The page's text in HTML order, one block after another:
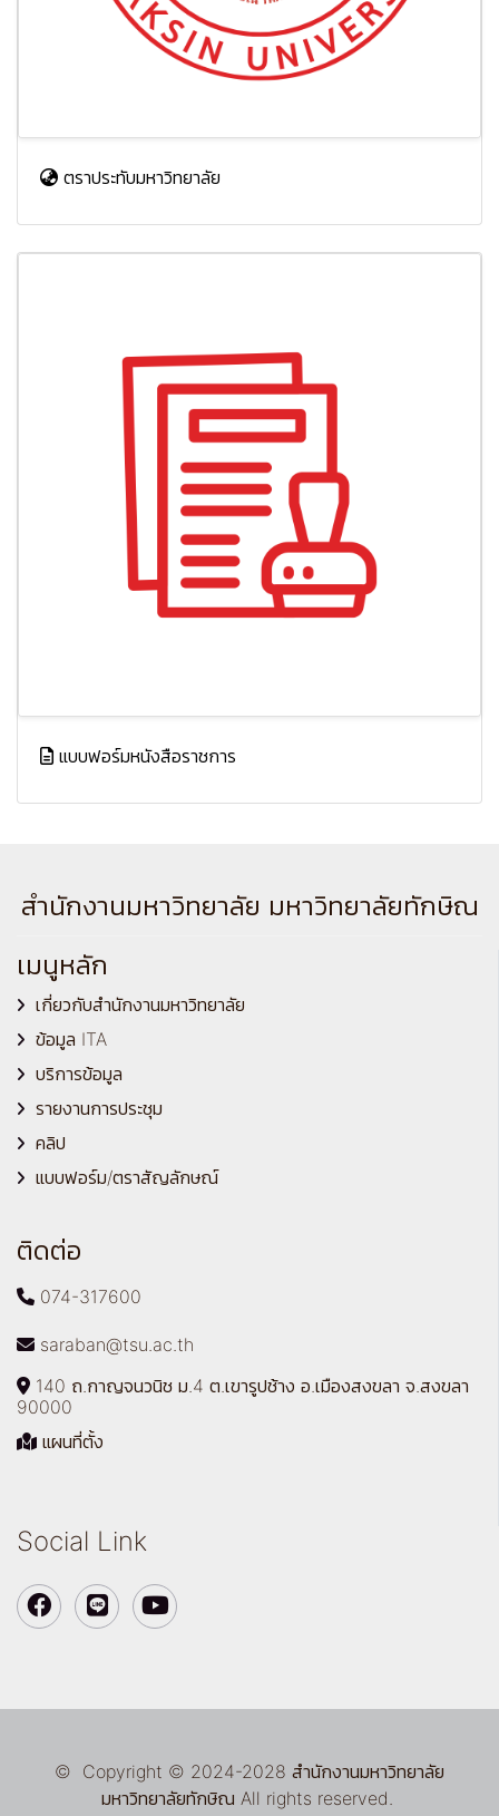
ตราประทับมหาวิทยาลัย
แบบฟอร์มหนังสือราชการ
สำนักงานมหาวิทยาลัย มหาวิทยาลัยทักษิณ
เมนูหลัก
เกี่ยวกับสำนักงานมหาวิทยาลัย
ข้อมูล ITA
บริการข้อมูล
รายงานการประชุม
คลิป
แบบฟอร์ม/ตราสัญลักษณ์
ติดต่อ
074-317600
saraban@tsu.ac.th
140 ถ.กาญจนวนิช ม.4 ต.เขารูปช้าง อ.เมืองสงขลา จ.สงขลา
90000
แผนที่ตั้ง
Social Link
© Copyright © 2024-2028 สำนักงานมหาวิทยาลัย
มหาวิทยาลัยทักษิณ All rights reserved.